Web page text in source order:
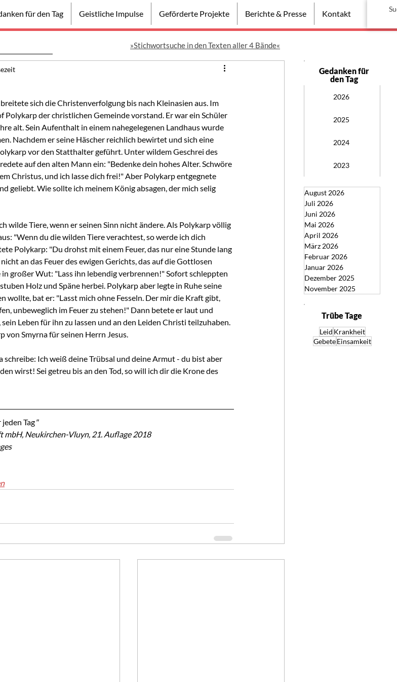
für den Tag Geistliche Impulse Geförderte Projekte Berichte & Presse Kontakt
sich die Christenverfolgung bis nach Kleinasien aus. Im
Polykarp der christlichen Gemeinde vorstand. Er war ein Schüler
alt. Sein Aufenthalt in einem nahegelegenen Landhaus wurde
Nachdem er seine Häscher reichlich bewirtet und sich eine
vor den Statthalter geführt. Unter wildem Geschrei des
auf den alten Mann ein: "Bedenke dein hohes Alter. Schwöre
Christus, und ich lasse dich frei!" Aber Polykarp entgegnete
geliebt. Wie sollte ich meinem König absagen, der mich selig
wilde Tiere, wenn er seinen Sinn nicht ändere. Als Polykarp völlig
"Wenn du die wilden Tiere verachtest, so werde ich dich
Polykarp: "Du drohst mit einem Feuer, das nur eine Stunde lang
an das Feuer des ewigen Gerichts, das auf die Gottlosen
großer Wut: "Lass ihn lebendig verbrennen!" Sofort schleppten
Holz und Späne herbei. Polykarp aber legte in Ruhe seine
wollte, bat er: "Lasst mich ohne Fesseln. Der mir die Kraft gibt,
unbeweglich im Feuer zu stehen!" Dann betete er laut und
Leben für ihn zu lassen und an den Leiden Christi teilzuhaben.
von Smyrna für seinen Herrn Jesus.
schreibe: Ich weiß deine Trübsal und deine Armut - du bist aber
wirst! Sei getreu bis an den Tod, so will ich dir die Krone des
Tag"
Neukirchen-Vluyn, 21. Auflage 2018
Gedanken für
den Tag
2026
2025
2024
2023
August 2026
Juli 2026
Juni 2026
Mai 2026
April 2026
März 2026
Februar 2026
Januar 2026
Dezember 2025
November 2025
»Stichwortsuche in den Texten aller 4 Bände«
Trübe Tage
Leid Krankheit
Gebete Einsamkeit